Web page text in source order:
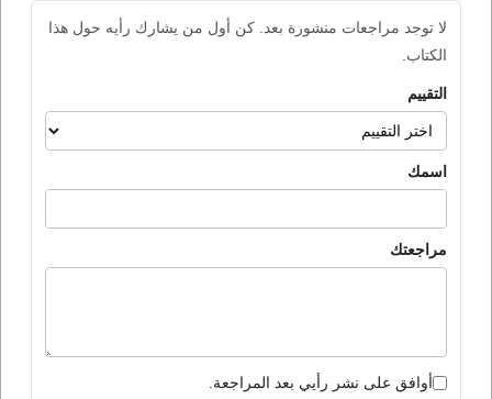
لا توجد مراجعات منشورة بعد. كن أول من يشارك رأيه حول هذا
الكتاب.
التقييم
اسمك
مراجعتك
أوافق على نشر رأيي بعد المراجعة.